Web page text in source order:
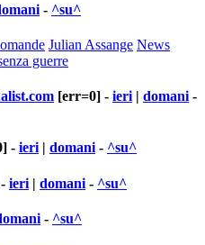
- ^su^
Julian Assange News
guerre
[err=0] - ieri | domani -
- ieri| domani- ^su^
ieri | domani - ^su^
- ^su^